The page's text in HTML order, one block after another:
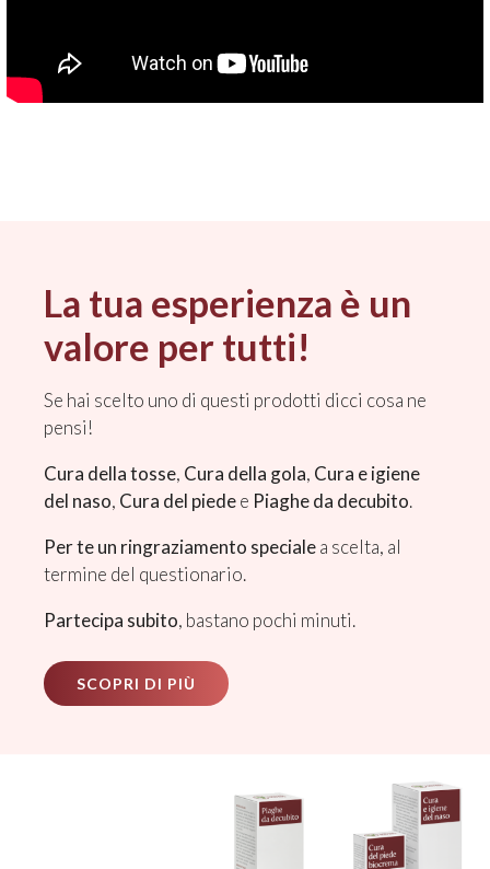
La tua esperienza è un
valore per tutti!
Se hai scelto uno di questi prodotti dicci cosa ne
pensi!
Cura della tosse, Cura della gola, Cura e igiene
del naso, Cura del piedee Piaghe da decubito.
Per te un ringraziamento specialea scelta, al
termine del questionario.
Partecipa subito, bastano pochi minuti.
SCOPRI DI PIÙ